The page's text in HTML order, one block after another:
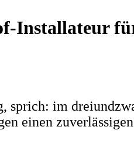
Installateur
sprich: im
einen